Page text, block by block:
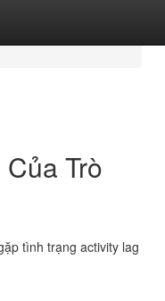
Trò
tình trạng activity lag